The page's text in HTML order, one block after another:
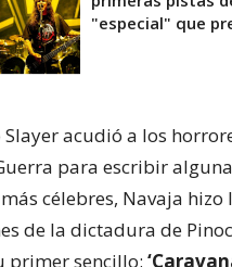
"especial" que
Slayer acudió a los
para escribir
célebres, Navaja
de la dictadura de
primer sencillo: